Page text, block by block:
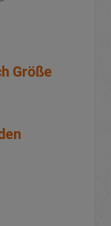
Größe